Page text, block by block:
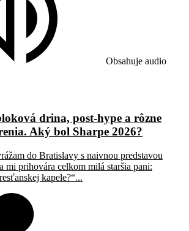
Obsahuje audio
drina, post-hype a rôzne
Aký bol Sharpe 2026?
do Bratislavy s naivnou predstavou
mi prihovára celkom milá staršia pani:
kapele?“...